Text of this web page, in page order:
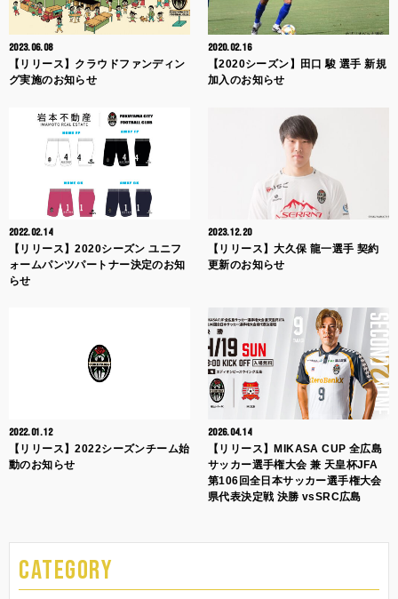
2023.06.08
【リリース】クラウドファンディン
グ実施のお知らせ
2020.02.16
【2020シーズン】田口 駿 選手 新規
加入のお知らせ
2022.02.14
【リリース】2020シーズン ユニフ
ォームパンツパートナー決定のお知
らせ
2023.12.20
【リリース】大久保 龍一選手 契約
更新のお知らせ
2022.01.12
【リリース】2022シーズンチーム始
動のお知らせ
2026.04.14
【リリース】MIKASA CUP 全広島
サッカー選手権大会 兼 天皇杯JFA
第106回全日本サッカー選手権大会
県代表決定戦 決勝 vsSRC広島
CATEGORY